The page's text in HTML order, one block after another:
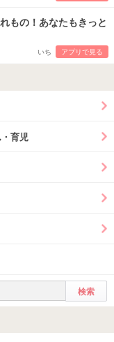
もの！あなたもきっと
いち アプリで見る
育児